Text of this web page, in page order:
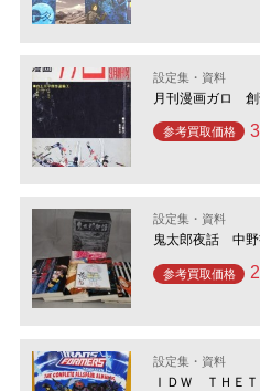
設定集・資料
月刊漫画ガロ
参考買取価格
設定集・資料
鬼太郎夜話 中
参考買取価格
設定集・資料
ＩＤＷ ＴＨＥ